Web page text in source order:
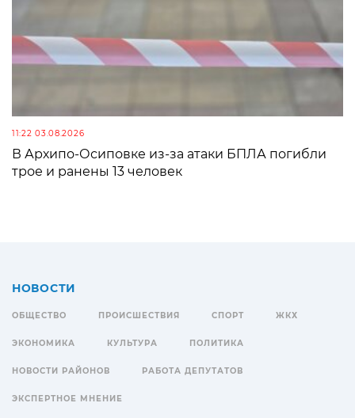
11:22 03.08.2026
В Архипо-Осиповке из-за атаки БПЛА погибли
трое и ранены 13 человек
НОВОСТИ
ОБЩЕСТВО ПРОИСШЕСТВИЯ СПОРТ ЖКХ
ЭКОНОМИКА КУЛЬТУРА ПОЛИТИКА
НОВОСТИ РАЙОНОВ РАБОТА ДЕПУТАТОВ
ЭКСПЕРТНОЕ МНЕНИЕ